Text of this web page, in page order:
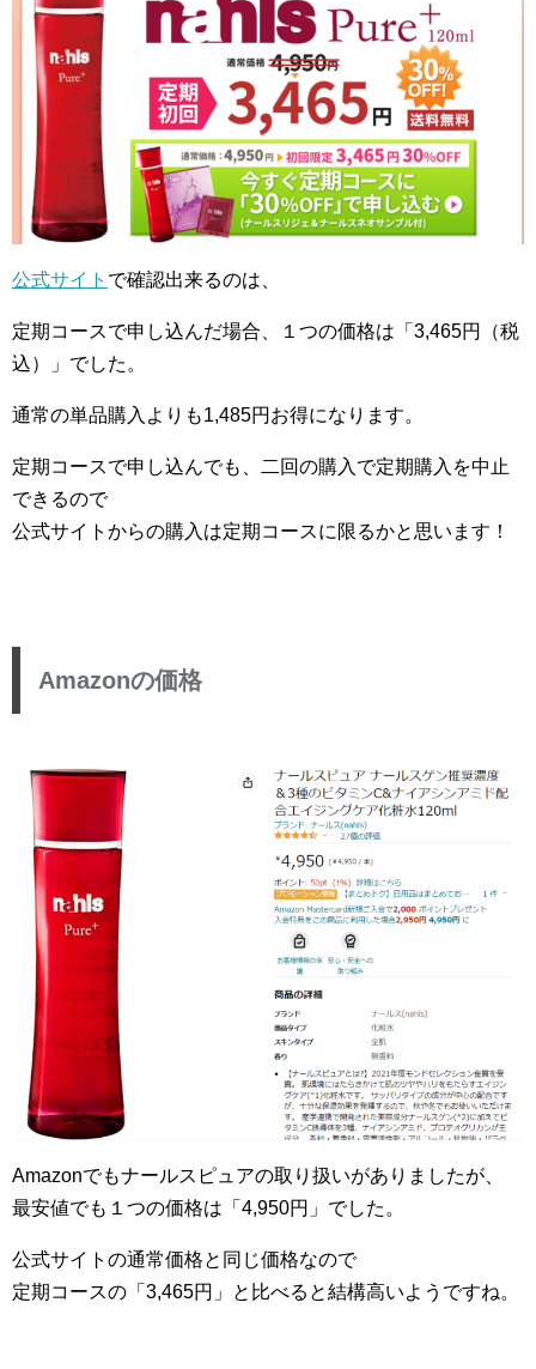
公式サイト で確認出来るのは、
定期コースで申し込んだ場合、１つの価格は「3,465円（税
込）」でした。
通常の単品購入よりも1,485円お得になります。
定期コースで申し込んでも、二回の購入で定期購入を中止
できるので
公式サイトからの購入は定期コースに限るかと思います！
Amazonの価格
Amazonでもナールスピュアの取り扱いがありましたが、
最安値でも１つの価格は「4,950円」でした。
公式サイトの通常価格と同じ価格なので
定期コースの「3,465円」と比べると結構高いようですね。